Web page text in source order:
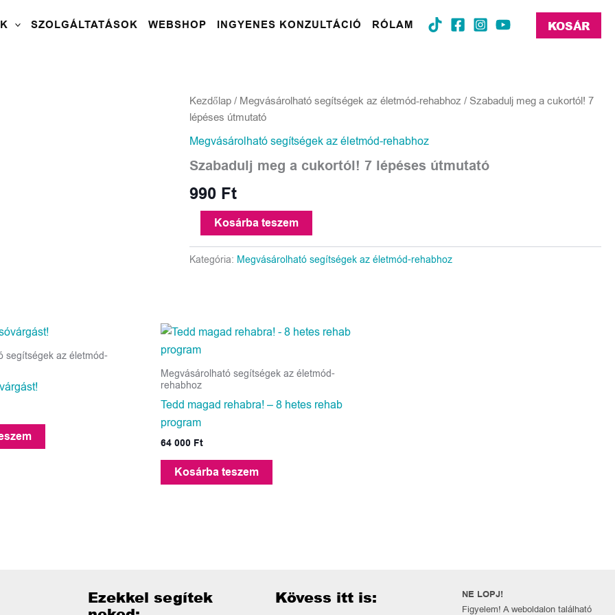
SZOLGÁLTATÁSOK WEBSHOP INGYENES KONZULTÁCIÓ RÓLAM KOSÁR
Kezdőlap / Megvásárolható segítségek az életmód-rehabhoz / Szabadulj meg a cukortól! 7
lépéses útmutató
Megvásárolható segítségek az életmód-rehabhoz
Szabadulj meg a cukortól! 7 lépéses útmutató
990 Ft
Szabadulj
meg
cukortól!
lépéses
mennyiség
Kosárba teszem
Kategória: Megvásárolható segítségek az életmód-rehabhoz
segítségek az életmód-
Megvásárolható segítségek az életmód-
rehabhoz
Tedd magad rehabra! – 8 hetes rehab
program
64 000 Ft
Kosárba teszem
Ezekkel segítek
Kövess itt is: NE LOPJ!
Figyelem! A weboldalon található